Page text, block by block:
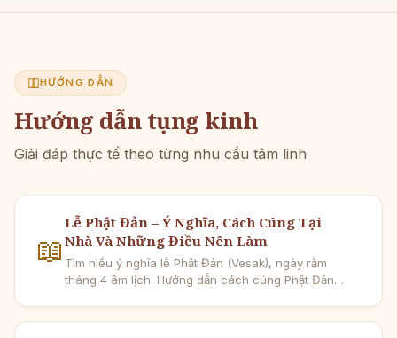
HƯỚNG DẪN
Hướng dẫn tụng kinh
Giải đáp thực tế theo từng nhu cầu tâm linh
📖
Lễ Phật Đản – Ý Nghĩa, Cách Cúng Tại
Nhà Và Những Điều Nên Làm
Tìm hiểu ý nghĩa lễ Phật Đản (Vesak), ngày rằm
tháng 4 âm lịch. Hướng dẫn cách cúng Phật Đản